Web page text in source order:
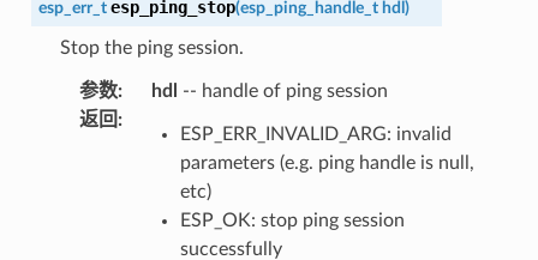
esp_err_t esp_ping_stop(esp_ping_handle_t hdl )
Stop the ping session.
参数: hdl
-- handle of ping session
返回 :
ESP_ERR_INVALID_ARG: invalid
parameters (e.g. ping handle is null,
etc)
ESP_OK: stop ping session
successfully